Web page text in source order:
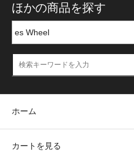
ほかの商品を探す
ホーム
カートを見る